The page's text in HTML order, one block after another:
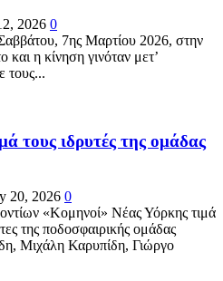
2026 0
7ης Μαρτίου 2026, στην
η κίνηση γινόταν μετ’
τους...
τους ιδρυτές της ομάδας
20, 2026 0
«Κομηνοί» Νέας Υόρκης τιμά
της ποδοσφαιρικής ομάδας
Μιχάλη Καρυπίδη, Γιώργο